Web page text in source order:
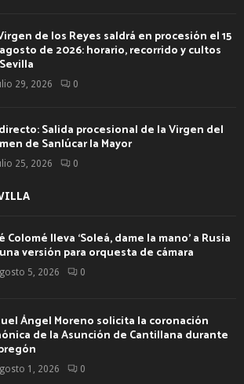
de los Reyes saldrá en procesión el 15
de 2026: horario, recorrido y cultos
29, 2026 0
Salida procesional de la Virgen del
de Sanlúcar la Mayor
25, 2026 0
Colomé lleva ‘Soleá, dame la mano’ a Rusia
versión para orquesta de cámara
5, 2026 0
Ángel Moreno solicita la coronación
de la Asunción de Cantillana durante
1, 2026 0